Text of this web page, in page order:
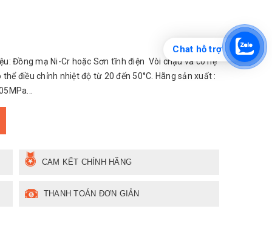
Đồng mạ Ni-Cr hoặc Sơn tĩnh điện Vòi chậu và có hệ
điều chỉnh nhiệt độ từ 20 đến 50°C. Hãng sản xuất :
CAM KẾT CHÍNH HÃNG
THANH TOÁN ĐƠN GIẢN
Chat hỗ trợ